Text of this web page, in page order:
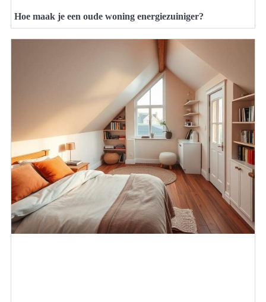
Hoe maak je een oude woning energiezuiniger?